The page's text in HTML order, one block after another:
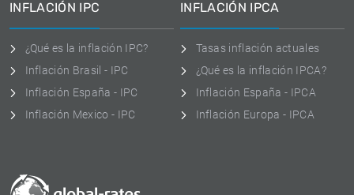
INFLACIÓN IPC
¿Qué es la inflación IPC?
Inflación Brasil - IPC
Inflación España - IPC
Inflación Mexico - IPC
INFLACIÓN IPCA
Tasas inflación actuales
¿Qué es la inflación IPCA?
Inflación España - IPCA
Inflación Europa - IPCA